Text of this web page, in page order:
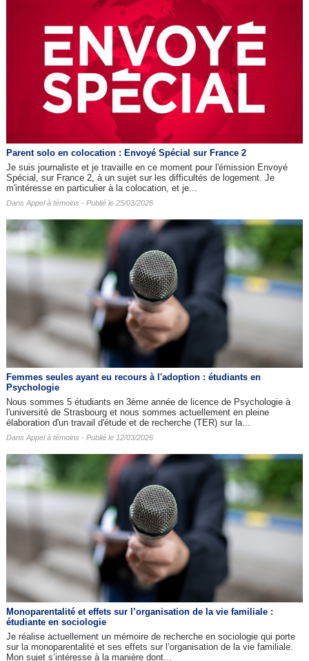
Parent solo en colocation : Envoyé Spécial sur France 2
Je suis journaliste et je travaille en ce moment pour l'émission Envoyé
Spécial, sur France 2, à un sujet sur les difficultés de logement. Je
m'intéresse en particulier à la colocation, et je...
Dans Appel à témoins - Publié le 25/03/2026
Femmes seules ayant eu recours à l'adoption : étudiants en
Psychologie
Nous sommes 5 étudiants en 3ème année de licence de Psychologie à
l'université de Strasbourg et nous sommes actuellement en pleine
élaboration d'un travail d'étude et de recherche (TER) sur la...
Dans Appel à témoins - Publié le 12/03/2026
Monoparentalité et effets sur l’organisation de la vie familiale :
étudiante en sociologie
Je réalise actuellement un mémoire de recherche en sociologie qui porte
sur la monoparentalité et ses effets sur l’organisation de la vie familiale.
Mon sujet s’intéresse à la manière dont...